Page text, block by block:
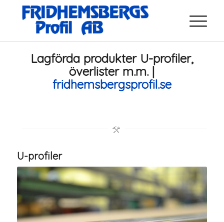
Lagförda produkter U-profiler,
överlister m.m. |
fridhemsbergsprofil.se
U-profiler